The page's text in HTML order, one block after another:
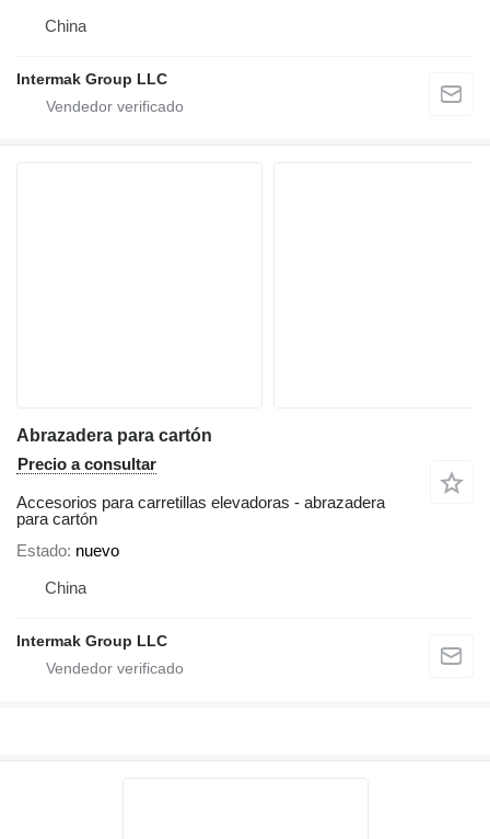
China
Intermak Group LLC
Abrazadera para cartón
Precio a consultar
Accesorios para carretillas elevadoras - abrazadera
para cartón
Estado nuevo
China
Intermak Group LLC